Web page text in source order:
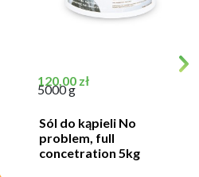
Cena
120,00 zł
5000 g
Sól do kąpieli No
problem, full
concetration 5kg